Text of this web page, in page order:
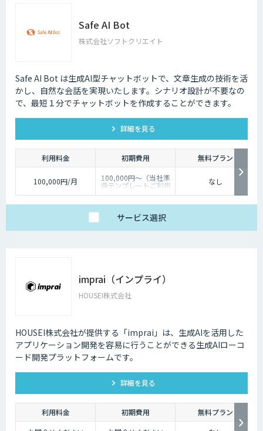
Safe AI Bot
株式会社ソフトクリエイト
Safe AI Bot は生成AI型チャットボットで、文章生成の技術を活
かし、自然な会話を実現いたします。シナリオ設計が不要なの
で、最短１分でチャットボットを作成することができます。
詳細を見る
利用料金 初期費用 無料プラン
100,000円/月 100,000円～（当社準
備テンプレートご利用
の場合）
なし
サービス選択
imprai（インプライ）
HOUSEI株式会社
HOUSEI株式会社が提供する「imprai」は、生成AIを活用した
アプリケーション開発を容易に行うことができる生成AIローコ
ード開発プラットフォームです。
詳細を見る
利用料金 初期費用
無料プラン